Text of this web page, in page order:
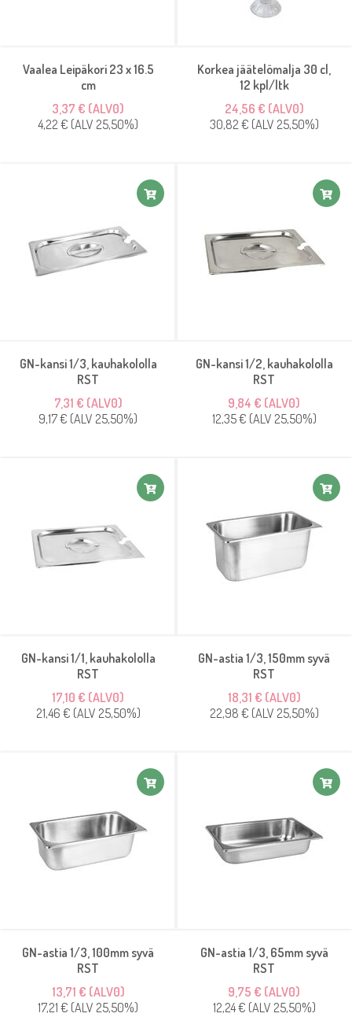
Vaalea Leipäkori 23 x 16.5
cm
3,37 € (ALV0)
4,22 € (ALV 25,50%)
Korkea jäätelömalja 30 cl,
12 kpl/ltk
24,56 € (ALV0)
30,82 € (ALV 25,50%)
GN-kansi 1/3, kauhakololla
RST
7,31 € (ALV0)
9,17 € (ALV 25,50%)
GN-kansi 1/2, kauhakololla
RST
9,84 € (ALV0)
12,35 € (ALV 25,50%)
GN-kansi 1/1, kauhakololla
RST
17,10 € (ALV0)
21,46 € (ALV 25,50%)
GN-astia 1/3, 150mm syvä
RST
18,31 € (ALV0)
22,98 € (ALV 25,50%)
GN-astia 1/3, 100mm syvä
RST
13,71 € (ALV0)
17,21 € (ALV 25,50%)
GN-astia 1/3, 65mm syvä
RST
9,75 € (ALV0)
12,24 € (ALV 25,50%)